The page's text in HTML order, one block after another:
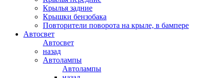
Крылья задние
Крышки бензобака
Повторители поворота на крыле, в бампере
Автосвет
Автосвет
назад
Автолампы
Автолампы